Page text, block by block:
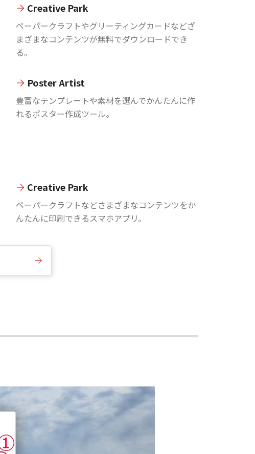
Creative Park
ペーパークラフトやグリーティングカードなどざ
まざまなコンテンツが無料でダウンロードでき
る。
Poster Artist
豊富なテンプレートや素材を選んでかんたんに作
れるポスター作成ツール。
Creative Park
ペーパークラフトなどさまざまなコンテンツをか
んたんに印刷できるスマホアプリ。